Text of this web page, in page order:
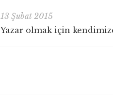
13 Şubat 2015
Yazar olmak için